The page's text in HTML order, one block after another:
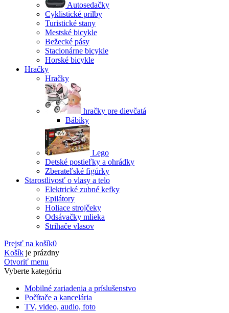
Autosedačky
Cyklistické prilby
Turistické stany
Mestské bicykle
Bežecké pásy
Stacionárne bicykle
Horské bicykle
Hračky
Hračky
hračky pre dievčatá
Bábiky
Lego
Detské postieľky a ohrádky
Zberateľské figúrky
Starostlivosť o vlasy a telo
Elektrické zubné kefky
Epilátory
Holiace strojčeky
Odsávačky mlieka
Strihače vlasov
Prejsť na košík0
Košík je prázdny
Otvoriť menu
Vyberte kategóriu
Mobilné zariadenia a príslušenstvo
Počítače a kancelária
TV, video, audio, foto